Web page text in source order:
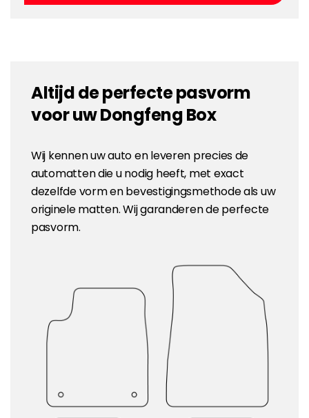
Altijd de perfecte pasvorm
voor uw Dongfeng Box
Wij kennen uw auto en leveren precies de
automatten die u nodig heeft, met exact
dezelfde vorm en bevestigingsmethode als uw
originele matten. Wij garanderen de perfecte
pasvorm.